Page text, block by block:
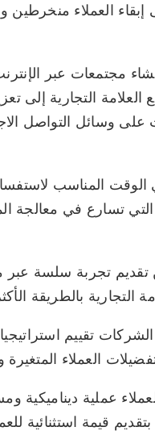
إبقاء العملاء
مجتمعات عبر
التجارية إلى
وسائل التواصل
المناسب
تسارع في معالجة
تجربة سلسة عبر
التجارية بالطريقة
تقييم
العملاء
عملية ديناميكية
قيمة استثنائية